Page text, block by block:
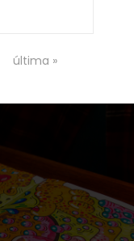
última »